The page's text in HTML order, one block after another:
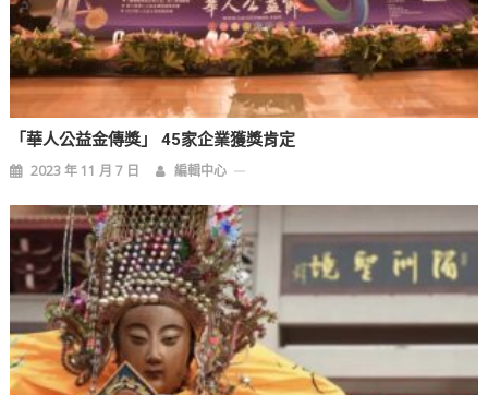
「華人公益金傳獎」 45家企業獲獎肯定
2023 年 11 月 7 日 編輯中心